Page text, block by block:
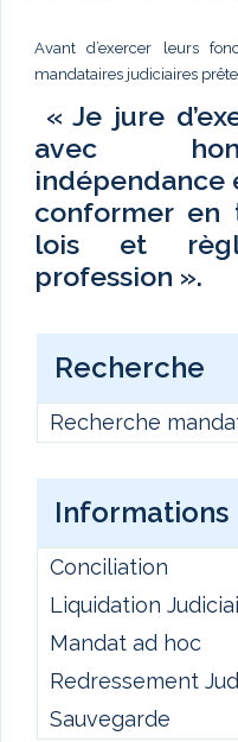
Avant d’exercer leurs
mandataires judiciaires
« Je jure
avec
indépendance
conformer en
lois et
profession ».
Recherche
Recherche
Informations
Conciliation
Liquidation
Mandat ad hoc
Redressement
Sauvegarde